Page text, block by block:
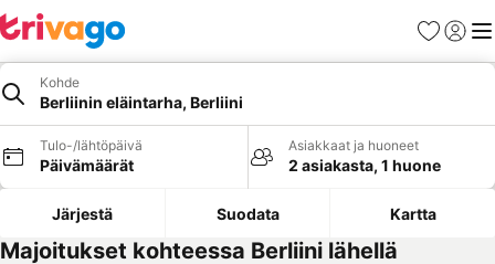
Suosikit
Kohde
Berliinin eläintarha, Berliini
Tulo-/lähtöpäivä
Päivämäärät
Asiakkaat ja huoneet
2 asiakasta, 1 huone
Järjestä Suodata Kartta
Majoitukset kohteessa Berliini lähellä